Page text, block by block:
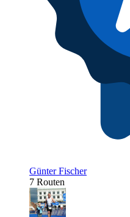
Günter Fischer
7 Routen